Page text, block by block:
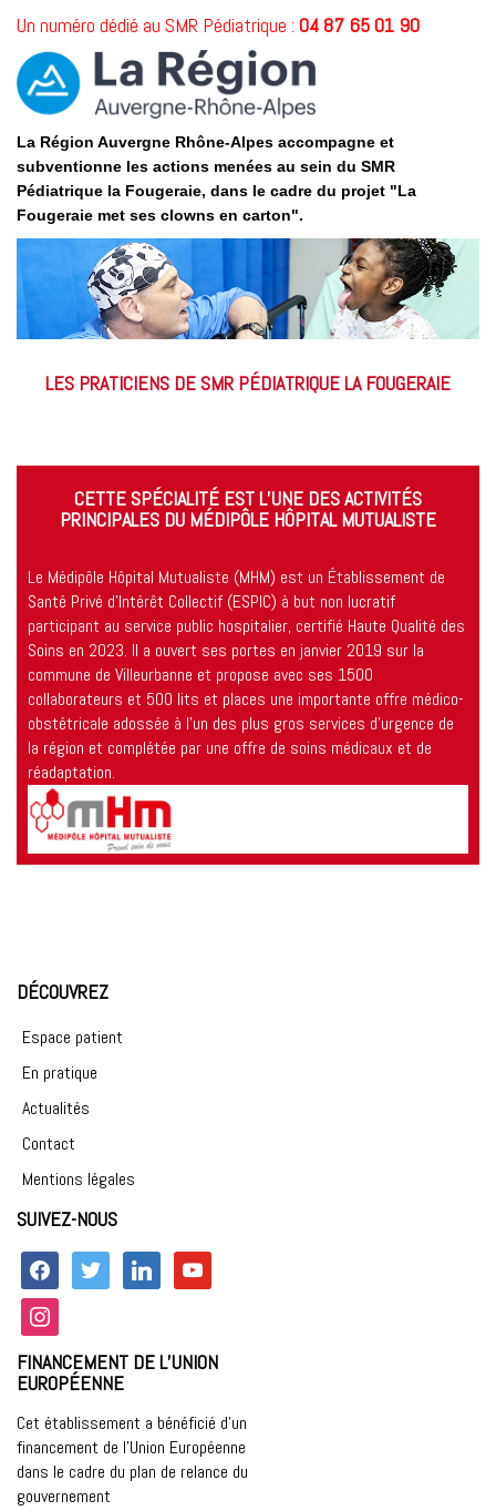
Un numéro dédié au SMR Pédiatrique : 04 87 65 01 90
La Région Auvergne Rhône-Alpes accompagne et
subventionne les actions menées au sein du SMR
Pédiatrique la Fougeraie, dans le cadre du projet "La
Fougeraie met ses clowns en carton".
LES PRATICIENS DE SMR PÉDIATRIQUE LA FOUGERAIE
CETTE SPÉCIALITÉ EST L’UNE DES ACTIVITÉS
PRINCIPALES DU MÉDIPÔLE HÔPITAL MUTUALISTE
Le Médipôle Hôpital Mutualiste (MHM) est un Établissement de
Santé Privé d’Intérêt Collectif (ESPIC) à but non lucratif
participant au service public hospitalier, certifié Haute Qualité des
Soins en 2023. Il a ouvert ses portes en janvier 2019 sur la
commune de Villeurbanne et propose avec ses 1500
collaborateurs et 500 lits et places une importante offre médico-
obstétricale adossée à l’un des plus gros services d’urgence de
la région et complétée par une offre de soins médicaux et de
réadaptation.
DÉCOUVREZ
Espace patient
En pratique
Actualités
Contact
Mentions légales
SUIVEZ-NOUS
facebook twitter linkedin
youtube
instagram
FINANCEMENT DE L’UNION
EUROPÉENNE
Cet établissement a bénéficié d’un
financement de l’Union Européenne
dans le cadre du plan de relance du
gouvernement